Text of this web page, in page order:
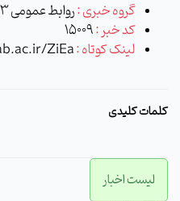
گروه خبری :روابط عمومی 3,معاونت بهداشتی
کد خبر :15009
لینک کوتاه :ZiEa
کلمات کلیدی
لیست اخبار